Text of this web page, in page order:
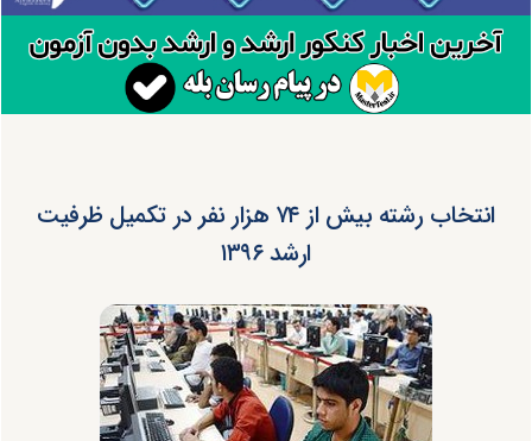
انتخاب رشته بیش از ۷۴ هزار نفر در تکمیل ظرفیت
ارشد ۱۳۹۶